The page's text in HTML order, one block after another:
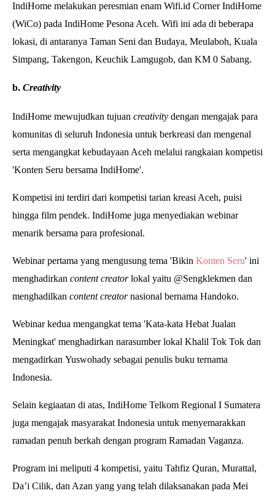
IndiHome melakukan peresmian enam Wifi.id Corner IndiHome
(WiCo) pada IndiHome Pesona Aceh. Wifi ini ada di beberapa
lokasi, di antaranya Taman Seni dan Budaya, Meulaboh, Kuala
Simpang, Takengon, Keuchik Lamgugob, dan KM 0 Sabang.
b. Creativity
IndiHome mewujudkan tujuan creativity dengan mengajak para
komunitas di seluruh Indonesia untuk berkreasi dan mengenal
serta mengangkat kebudayaan Aceh melalui rangkaian kompetisi
'Konten Seru bersama IndiHome'.
Kompetisi ini terdiri dari kompetisi tarian kreasi Aceh, puisi
hingga film pendek. IndiHome juga menyediakan webinar
menarik bersama para profesional.
Webinar pertama yang mengusung tema 'Bikin Konten Seru' ini
menghadirkan content creatorlokal yaitu @Sengklekmen dan
menghadilkan content creatornasional bernama Handoko.
Webinar kedua mengangkat tema 'Kata-kata Hebat Jualan
Meningkat' menghadirkan narasumber lokal Khalil Tok Tok dan
mengadirkan Yuswohady sebagai penulis buku ternama
Indonesia.
Selain kegiaatan di atas, IndiHome Telkom Regional I Sumatera
juga mengajak masyarakat Indonesia untuk menyemarakkan
ramadan penuh berkah dengan program Ramadan Vaganza.
Program ini meliputi 4 kompetisi, yaitu Tahfiz Quran, Murattal,
Da’i Cilik, dan Azan yang yang telah dilaksanakan pada Mei